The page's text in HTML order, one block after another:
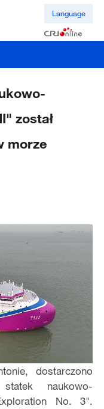
Language
został
morze
dostarczono
naukowo-
No. 3".